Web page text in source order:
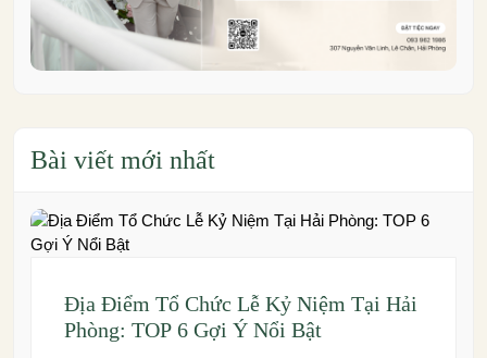
Bài viết mới nhất
Địa Điểm Tổ Chức Lễ Kỷ Niệm Tại Hải
Phòng: TOP 6 Gợi Ý Nổi Bật